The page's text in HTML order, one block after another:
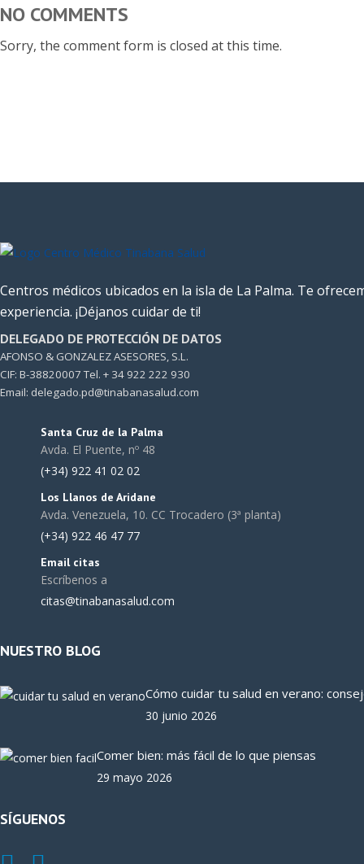
NO COMMENTS
Sorry, the comment form is closed at this time.
Centros médicos ubicados en la isla de La Palma. Te
experiencia. ¡Déjanos cuidar de ti!
DELEGADO DE PROTECCIÓN DE DATOS
AFONSO & GONZALEZ ASESORES, S.L.
CIF: B-38820007 Tel. + 34 922 222 930
Email: delegado.pd@tinabanasalud.com
Santa Cruz de la Palma
Avda. El Puente, nº 48
(+34) 922 41 02 02
Los Llanos de Aridane
Avda. Venezuela, 10. CC Trocadero (3ª planta)
(+34) 922 46 47 77
Email citas
Escríbenos a
citas@tinabanasalud.com
NUESTRO BLOG
Cómo cuidar tu salud en verano:
30 junio 2026
Comer bien: más fácil de lo que piensas
29 mayo 2026
SÍGUENOS